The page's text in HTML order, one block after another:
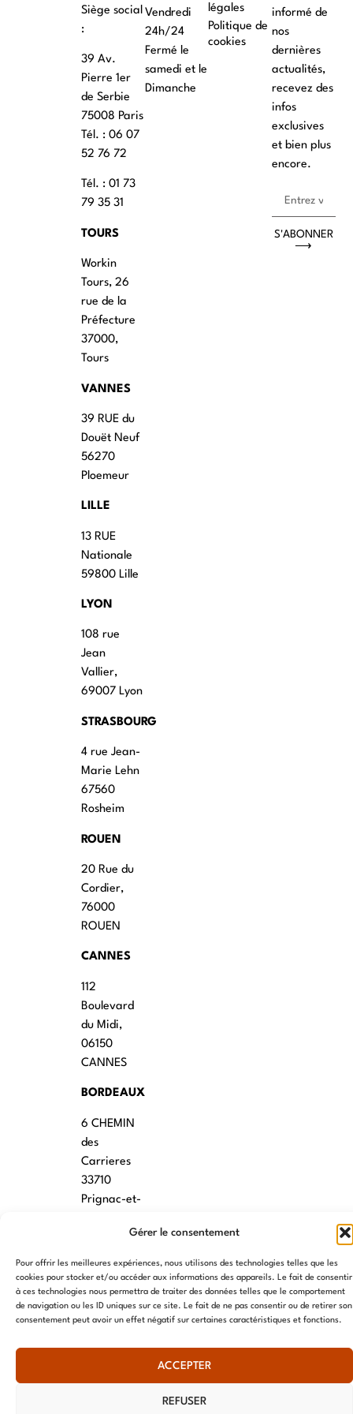
Gérer le consentement
Pour offrir les meilleures expériences, nous utilisons des technologies telles que les
cookies pour stocker et/ou accéder aux informations des appareils. Le fait de consentir
à ces technologies nous permettra de traiter des données telles que le comportement
de navigation ou les ID uniques sur ce site. Le fait de ne pas consentir ou de retirer son
consentement peut avoir un effet négatif sur certaines caractéristiques et fonctions.
ACCEPTER
REFUSER
Siège social
:
39 Av.
Pierre 1er
de Serbie
75008 Paris
Tél. : ‭06 07
52 76 72
Tél. : 01 73
79 35 31
TOURS
Workin
Tours, 26
rue de la
Préfecture
37000,
Tours
VANNES
39 RUE du
Douët Neuf
56270
Ploemeur
LILLE
13 RUE
Nationale
59800 Lille
LYON
108 rue
Jean
Vallier,
69007 Lyon
STRASBOURG
4 rue Jean-
Marie Lehn
67560
Rosheim
ROUEN
20 Rue du
Cordier,
76000
ROUEN
CANNES
112
Boulevard
du Midi,
06150
CANNES
BORDEAUX
6 CHEMIN
des
Carrieres
33710
Prignac-et-
7 rue des
écoles
34790
Vendredi
24h/24
Fermé le
samedi et le
Dimanche
légales
Politique de
cookies
informé de
nos
dernières
actualités,
recevez des
infos
exclusives
et bien plus
encore.
S'ABONNER
⟶
© AME 2024, tous droits réservés